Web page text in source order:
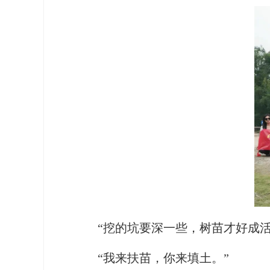
“挖的坑要深一些，树苗才好成
“我来扶苗，你来填土。”